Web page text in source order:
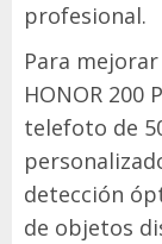
profesional.
Para
HONOR 200
telefoto de
detección
de objetos